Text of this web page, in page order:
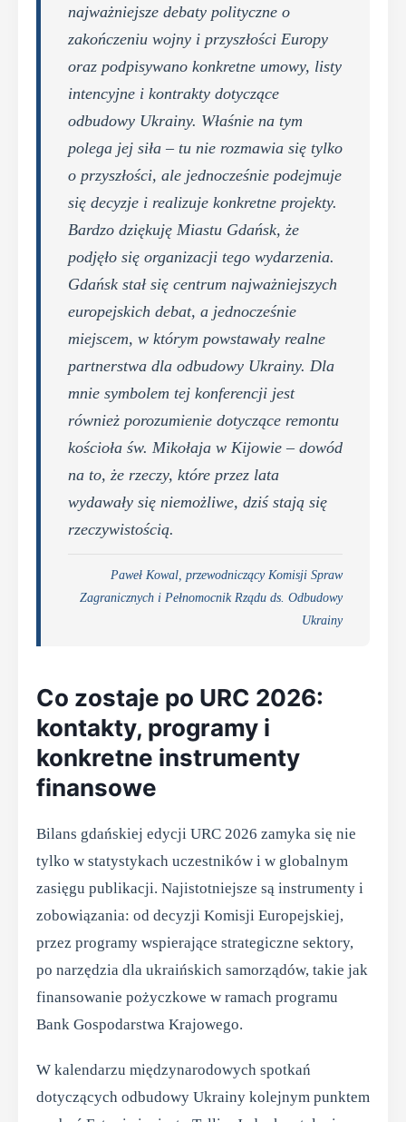
najważniejsze debaty polityczne o
zakończeniu wojny i przyszłości Europy
oraz podpisywano konkretne umowy, listy
intencyjne i kontrakty dotyczące
odbudowy Ukrainy. Właśnie na tym
polega jej siła – tu nie rozmawia się tylko
o przyszłości, ale jednocześnie podejmuje
się decyzje i realizuje konkretne projekty.
Bardzo dziękuję Miastu Gdańsk, że
podjęło się organizacji tego wydarzenia.
Gdańsk stał się centrum najważniejszych
europejskich debat, a jednocześnie
miejscem, w którym powstawały realne
partnerstwa dla odbudowy Ukrainy. Dla
mnie symbolem tej konferencji jest
również porozumienie dotyczące remontu
kościoła św. Mikołaja w Kijowie – dowód
na to, że rzeczy, które przez lata
wydawały się niemożliwe, dziś stają się
rzeczywistością.
Paweł Kowal, przewodniczący Komisji Spraw
Zagranicznych i Pełnomocnik Rządu ds. Odbudowy
Ukrainy
Co zostaje po URC 2026:
kontakty, programy i
konkretne instrumenty
finansowe
Bilans gdańskiej edycji URC 2026 zamyka się nie
tylko w statystykach uczestników i w globalnym
zasięgu publikacji. Najistotniejsze są instrumenty i
zobowiązania: od decyzji Komisji Europejskiej,
przez programy wspierające strategiczne sektory,
po narzędzia dla ukraińskich samorządów, takie jak
finansowanie pożyczkowe w ramach programu
Bank Gospodarstwa Krajowego.
W kalendarzu międzynarodowych spotkań
dotyczących odbudowy Ukrainy kolejnym punktem